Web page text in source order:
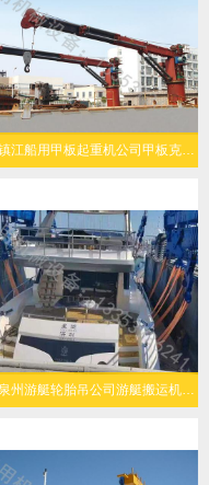
江苏镇江船用甲板起重机公司甲板克令吊操作灵活
福建泉州游艇轮胎吊公司游艇搬运机结构可靠